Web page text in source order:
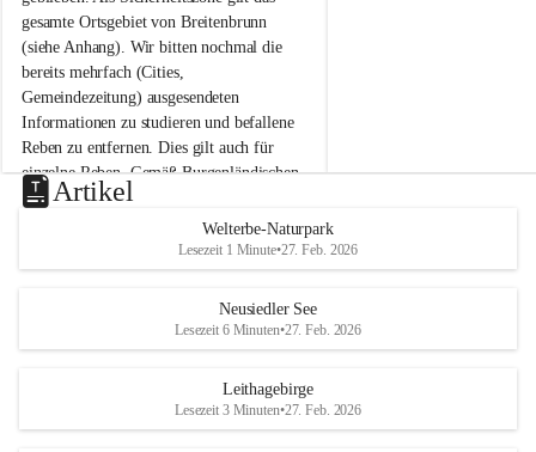
r
u
n
n
a
m
N
e
u
s
d
S
gesamte Ortsgebiet von Breitenbrunn
(siehe Anhang). Wir bitten nochmal die
bereits mehrfach (Cities,
Gemeindezeitung) ausgesendeten
Informationen zu studieren und befallene
Reben zu entfernen. Dies gilt auch für
einzelne Reben. Gemäß Burgenländischen
Weinbaugesetz sind nicht gepflegte oder
unzulässige Weingärten zu roden! Bitte
helfen wir zusammen um unsere Winzer
vor den prognostizierten Ernteausfällen
und den daraus folgenden wirtschaftlichen
Maßnahmen zur Bekämpfung
u
e
d
r
S
Artikel
Welterbe-Naturpark
Lesezeit 1 Minute•27. Feb. 2026
Neusiedler See
Lesezeit 6 Minuten•27. Feb. 2026
Leithagebirge
Lesezeit 3 Minuten•27. Feb. 2026